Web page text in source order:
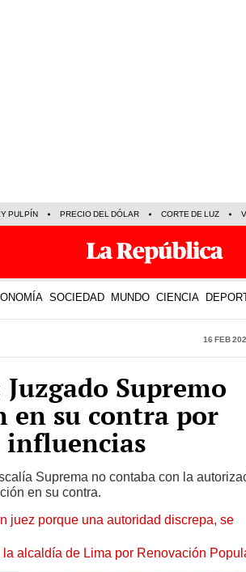
PULPÍN PRECIO DEL DÓLAR CORTE DE LUZ
SOCIEDAD MUNDO CIENCIA
16 Feb
Supremo
en su contra por
influencias
Suprema no contaba con la
en su contra.
juez porque una autoridad discrepa, se
alcaldía de Lima por Renovación